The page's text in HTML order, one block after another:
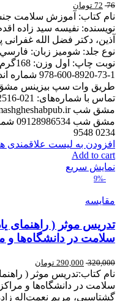
76
72 تومان
نام کتاب: آموزش سلامت
نويسنده: نفیسه سید زاده
آذین، دکتر فضل الله
0234 9548
افزودن به لیست علاقمندی
Add to cart
نمایش سریع
-9%
مقایسه
تدریس موثر ( راهنمای
سلامت در دانشگاه‌ها و
320,000
290,000 تومان
نام کتاب:تدریس موثر (
سلامت در دانشگاه‌ها و مراکز
گشتاسبی، مریم نعمت‌اله